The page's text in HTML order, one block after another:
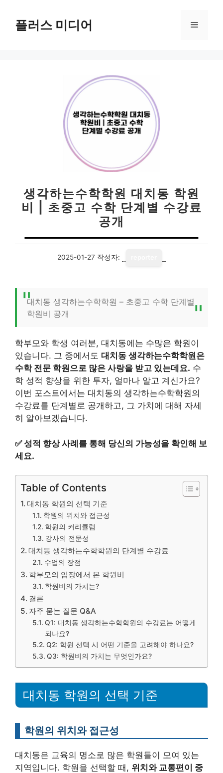
플러스 미디어 메
생각하는수학학원 대치동 학원
비 | 초중고 수학 단계별 수강료
공개
2025-01-27 작성자:
대치동 생각하는수학학원 – 초중고 수학 단계별
학원비 공개
학부모와 학생 여러분, 대치동에는 수많은 학원이
있습니다. 그 중에서도 대치동 생각하는수학학원은
수학 전문 학원으로 많은 사랑을 받고 있는데요. 수
학 성적 향상을 위한 투자, 얼마나 알고 계신가요?
이번 포스트에서는 대치동의 생각하는수학학원의
수강료를 단계별로 공개하고, 그 가치에 대해 자세
히 알아보겠습니다.
✅성적 향상 사례를 통해 당신의 가능성을 확인해 보
세요.
Table of Contents
대치동 학원의 선택 기준
학원의 위치와 접근성
학원의 커리큘럼
강사의 전문성
대치동 생각하는수학학원의 단계별 수강료
수업의 장점
학부모의 입장에서 본 학원비
학원비의 가치는?
결론
자주 묻는 질문 Q&A
Q1: 대치동 생각하는수학학원의 수강료는 어떻게
되나요?
Q2: 학원 선택 시 어떤 기준을 고려해야 하나요?
Q3: 학원비의 가치는 무엇인가요?
대치동 학원의 선택 기준
학원의 위치와 접근성
대치동은 교육의 명소로 많은 학원들이 모여 있는
지역입니다. 학원을 선택할 때, 위치와 교통편이 중